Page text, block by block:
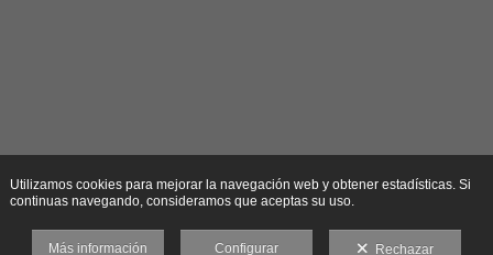
Utilizamos cookies para mejorar la navegación web y obtener estadísticas. Si
continuas navegando, consideramos que aceptas su uso.
Más información Configurar Rechazar